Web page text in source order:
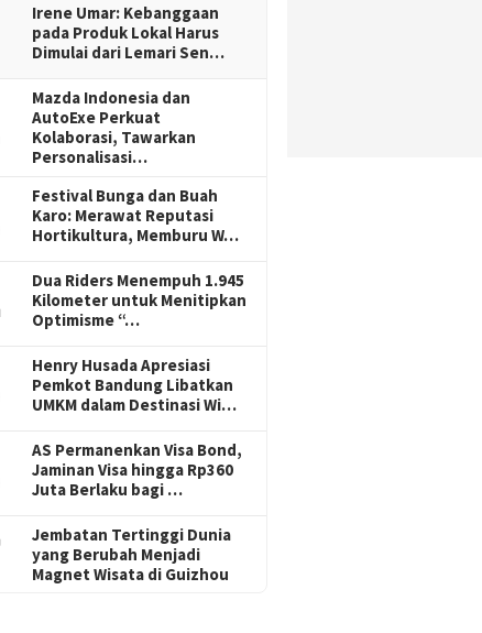
Irene Umar: Kebanggaan
pada Produk Lokal Harus
Dimulai dari Lemari Sen…
Mazda Indonesia dan
AutoExe Perkuat
Kolaborasi, Tawarkan
Personalisasi…
Festival Bunga dan Buah
Karo: Merawat Reputasi
Hortikultura, Memburu W…
Dua Riders Menempuh 1.945
Kilometer untuk Menitipkan
Optimisme “…
Henry Husada Apresiasi
Pemkot Bandung Libatkan
UMKM dalam Destinasi Wi…
AS Permanenkan Visa Bond,
Jaminan Visa hingga Rp360
Juta Berlaku bagi …
Jembatan Tertinggi Dunia
yang Berubah Menjadi
Magnet Wisata di Guizhou